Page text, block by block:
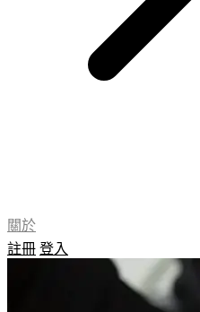
關於
註冊 登入